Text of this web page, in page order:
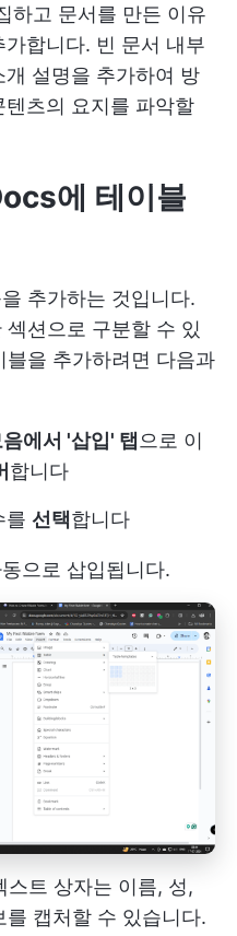
하고 문서를 만든 이유
합니다. 빈 문서 내부
설명을 추가하여 방
츠의 요지를 파악할
에 테이블
추가하는 것입니다.
션으로 구분할 수 있
을 추가하려면 다음과
에서 '삽입' 탭 으로 이
합니다
를 선택합니다
으로 삽입됩니다.
스트 상자는 이름, 성,
캡처할 수 있습니다.